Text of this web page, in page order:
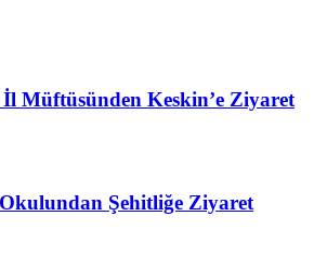
İl Müftüsünden Keskin’e Ziyaret
Şehitliğe Ziyaret